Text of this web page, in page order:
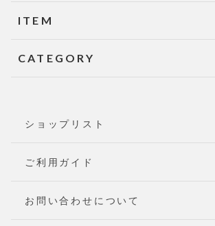
ITEM
CATEGORY
ショップリスト
ご利用ガイド
お問い合わせについて